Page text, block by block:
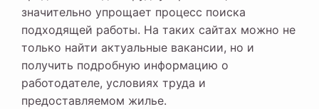
значительно упрощает процесс поиска
подходящей работы. На таких сайтах можно не
только найти актуальные вакансии, но и
получить подробную информацию о
работодателе, условиях труда и
предоставляемом жилье.